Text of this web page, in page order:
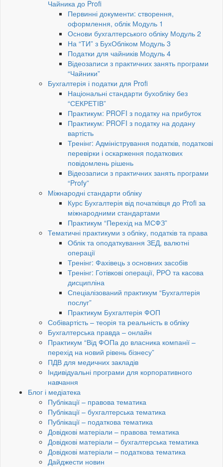
Чайника до Profi
Первинні документи: створення,
оформлення, облік Модуль 1
Основи бухгалтерського обліку Модуль 2
На “ТИ” з БухОбліком Модуль 3
Податки для чайників Модуль 4
Відеозаписи з практичних занять програми
“Чайники”
Бухгалтерія і податки для Profi
Національні стандарти бухобліку без
“СЕКРЕТІВ”
Практикум: PROFI з податку на прибуток
Практикум: PROFI з податку на додану
вартість
Тренінг: Адміністрування податків, податкові
перевірки і оскарження податкових
повідомлень рішень
Відеозаписи з практичних занять програми
“Profy”
Міжнародні стандарти обліку
Курс Бухгалтерія від початківця до Profi за
міжнародними стандартами
Практикум “Перехід на МСФЗ”
Тематичні практикуми з обліку, податків та права
Облік та оподаткування ЗЕД, валютні
операції
Тренінг: Фахівець з основних засобів
Тренінг: Готівкові операції, PРO та касова
дисципліна
Спеціалізований практикум “Бухгалтерія
послуг”
Практикум Бухгалтерія ФОП
Собівартість – теорія та реальність в обліку
Бухгалтерська правда – онлайн
Практикум “Від ФОПа до власника компанії –
перехід на новий рівень бізнесу”
ПДВ для медичних закладів
Індивідуальні програми для корпоративного
навчання
Блог і медіатека
Публікації – правова тематика
Публікації – бухгалтерська тематика
Публікації – податкова тематика
Довідкові матеріали – правова тематика
Довідкові матеріали – бухгалтерська тематика
Довідкові матеріали – податкова тематика
Дайджести новин